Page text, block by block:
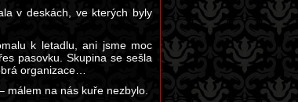
v deskách, ve kterých byly
k letadlu, ani jsme moc
pasovku. Skupina se sešla
organizace…
málem na nás kuře nezbylo.